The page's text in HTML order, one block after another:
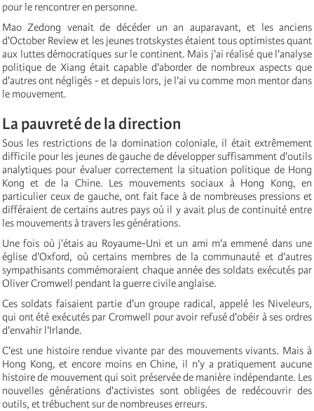
pour le rencontrer en personne.
Mao Zedong venait de décéder un an auparavant, et les anciens
d'October Review et les jeunes trotskystes étaient tous optimistes quant
aux luttes démocratiques sur le continent. Mais j'ai réalisé que l'analyse
politique de Xiang était capable d'aborder de nombreux aspects que
d'autres ont négligés - et depuis lors, je l'ai vu comme mon mentor dans
le mouvement.
La pauvreté de la direction
Sous les restrictions de la domination coloniale, il était extrêmement
difficile pour les jeunes de gauche de développer suffisamment d'outils
analytiques pour évaluer correctement la situation politique de Hong
Kong et de la Chine. Les mouvements sociaux à Hong Kong, en
particulier ceux de gauche, ont fait face à de nombreuses pressions et
différaient de certains autres pays où il y avait plus de continuité entre
les mouvements à travers les générations.
Une fois où j'étais au Royaume-Uni et un ami m'a emmené dans une
église d'Oxford, où certains membres de la communauté et d'autres
sympathisants commémoraient chaque année des soldats exécutés par
Oliver Cromwell pendant la guerre civile anglaise.
Ces soldats faisaient partie d'un groupe radical, appelé les Niveleurs,
qui ont été exécutés par Cromwell pour avoir refusé d'obéir à ses ordres
d'envahir l'Irlande.
C'est une histoire rendue vivante par des mouvements vivants. Mais à
Hong Kong, et encore moins en Chine, il n'y a pratiquement aucune
histoire de mouvement qui soit préservée de manière indépendante. Les
nouvelles générations d'activistes sont obligées de redécouvrir des
outils, et trébuchent sur de nombreuses erreurs.